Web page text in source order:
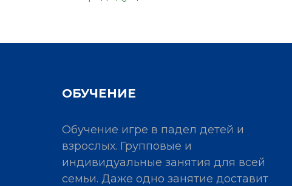
ОБУЧЕНИЕ
Обучение игре в падел детей и
взрослых. Групповые и
индивидуальные занятия для всей
семьи. Даже одно занятие доставит